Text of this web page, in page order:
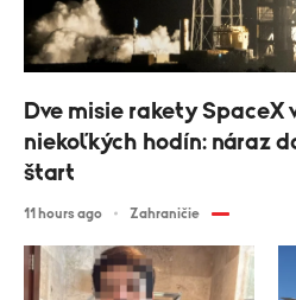
Dve misie rakety SpaceX
niekoľkých hodín: náraz
štart
11 hours ago Zahraničie